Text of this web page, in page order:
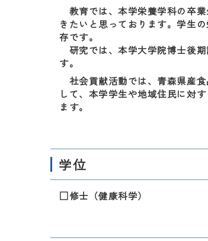
教育では、本学栄養学科の卒
きたいと思っております。学生
存です。
研究では、本学大学院博士後
す。
社会貢献活動では、青森県産
して、本学学生や地域住民に対
ます。
学位
□修士（健康科学）